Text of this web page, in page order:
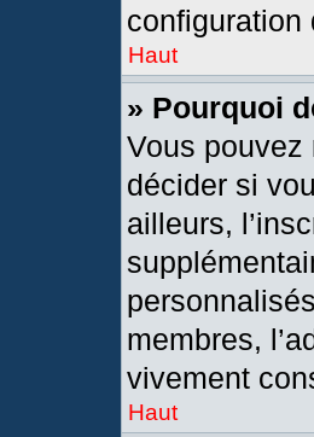
configuration
Haut
» Pourquoi
Vous pouvez
décider si
ailleurs,
membres,
vivement
Haut